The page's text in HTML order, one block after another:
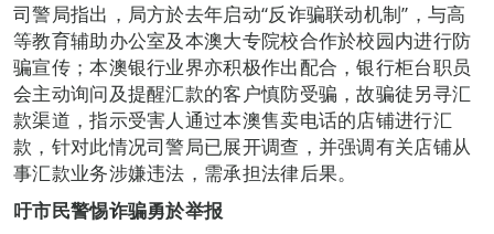
司警局指出，局方於去年启动“反诈骗联动机制”，与高
等教育辅助办公室及本澳大专院校合作於校园内进行防
骗宣传；本澳银行业界亦积极作出配合，银行柜台职员
会主动询问及提醒汇款的客户慎防受骗，故骗徒另寻汇
款渠道，指示受害人通过本澳售卖电话的店铺进行汇
款，针对此情况司警局已展开调查，并强调有关店铺从
事汇款业务涉嫌违法，需承担法律后果。
吁市民警惕诈骗勇於举报